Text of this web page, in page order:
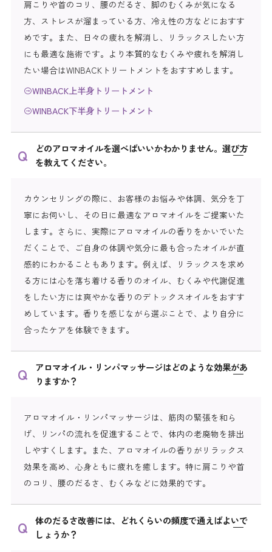
肩こりや首のコリ、腰のだるさ、脚のむくみが気になる
方、ストレスが溜まっている方、冷え性の方などにおすす
めです。また、日々の疲れを解消し、リラックスしたい方
にも最適な施術です。より本質的なむくみや疲れを解消し
たい場合はWINBACKトリートメントをおすすめします。
WINBACK上半身トリートメント
WINBACK下半身トリートメント
どのアロマオイルを選べばいいかわかりません。選び方
を教えてください。
カウンセリングの際に、お客様のお悩みや体調、気分を丁
寧にお伺いし、その日に最適なアロマオイルをご提案いた
します。さらに、実際にアロマオイルの香りをかいでいた
だくことで、ご自身の体調や気分に最も合ったオイルが直
感的にわかることもあります。例えば、リラックスを求め
る方には心を落ち着ける香りのオイル、むくみや代謝促進
をしたい方には爽やかな香りのデトックスオイルをおすす
めしています。香りを感じながら選ぶことで、より自分に
合ったケアを体験できます。
アロマオイル・リンパマッサージはどのような効果があ
りますか？
アロマオイル・リンパマッサージは、筋肉の緊張を和ら
げ、リンパの流れを促進することで、体内の老廃物を排出
しやすくします。また、アロマオイルの香りがリラックス
効果を高め、心身ともに疲れを癒します。特に肩こりや首
のコリ、腰のだるさ、むくみなどに効果的です。
体のだるさ改善には、どれくらいの頻度で通えばよいで
しょうか？